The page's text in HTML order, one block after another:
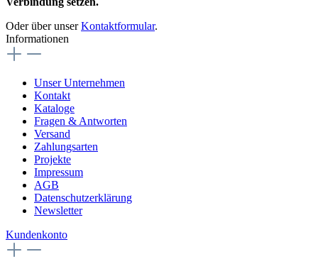
Oder über unserKontaktformular.
Informationen
Unser Unternehmen
Kontakt
Kataloge
Fragen & Antworten
Versand
Zahlungsarten
Projekte
Impressum
AGB
Datenschutzerklärung
Newsletter
Kundenkonto